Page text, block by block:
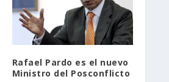
Rafael Pardo es el nuevo
Ministro del Posconflicto